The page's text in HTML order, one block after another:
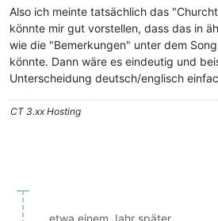
Also ich meinte tatsächlich das
könnte mir gut vorstellen, dass das in
wie die "Bemerkungen" unter dem
könnte. Dann wäre es eindeutig und
Unterscheidung deutsch/englisch
CT 3.xx Hosting
etwa einem Jahr später